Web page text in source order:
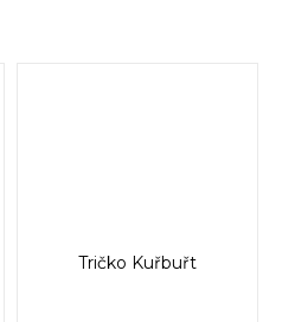
Tričko Kuřbuřt